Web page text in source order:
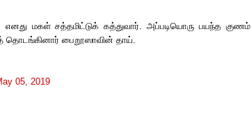
மகள் சத்தமிட்டுக் கத்துவார். அப்படியொரு பயந்த குணம்
பைறூஸாவின் தாய்.
05, 2019